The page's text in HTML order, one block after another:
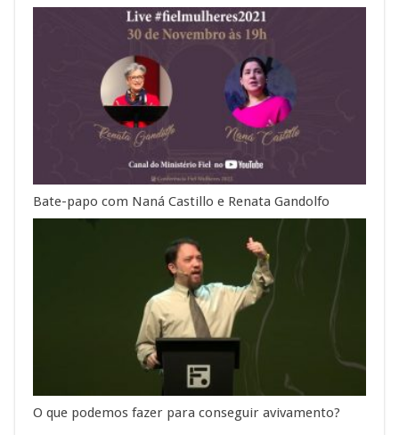
Bate-papo com Naná Castillo e Renata Gandolfo
O que podemos fazer para conseguir avivamento?